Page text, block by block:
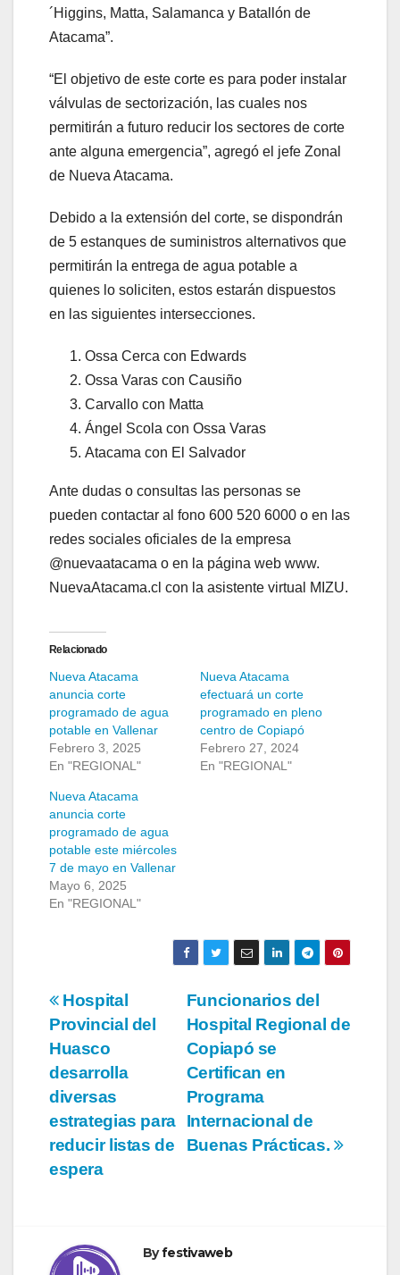
´Higgins, Matta, Salamanca y Batallón de
Atacama”.
“El objetivo de este corte es para poder instalar
válvulas de sectorización, las cuales nos
permitirán a futuro reducir los sectores de corte
ante alguna emergencia”, agregó el jefe Zonal
de Nueva Atacama.
Debido a la extensión del corte, se dispondrán
de 5 estanques de suministros alternativos que
permitirán la entrega de agua potable a
quienes lo soliciten, estos estarán dispuestos
en las siguientes intersecciones.
Ossa Cerca con Edwards
Ossa Varas con Causiño
Carvallo con Matta
Ángel Scola con Ossa Varas
Atacama con El Salvador
Ante dudas o consultas las personas se
pueden contactar al fono 600 520 6000 o en las
redes sociales oficiales de la empresa
@nuevaatacama o en la página web www.
NuevaAtacama.cl con la asistente virtual MIZU.
Relacionado
Nueva Atacama
anuncia corte
programado de agua
potable en Vallenar
Febrero 3, 2025
En "REGIONAL"
Nueva Atacama
efectuará un corte
programado en pleno
centro de Copiapó
Febrero 27, 2024
En "REGIONAL"
Nueva Atacama
anuncia corte
programado de agua
potable este miércoles
7 de mayo en Vallenar
Mayo 6, 2025
En "REGIONAL"
Navegación
de
entradas
Funcionarios del
Hospital Regional de
Copiapó se
Certifican en
Programa
Internacional de
Buenas Prácticas.
Hospital
Provincial del
Huasco
desarrolla
diversas
estrategias para
reducir listas de
espera
Byfestivaweb